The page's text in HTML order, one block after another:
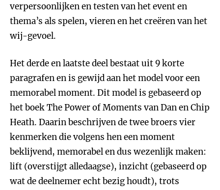
verpersoonlijken en testen van het event en
thema’s als spelen, vieren en het creëren van het
wij-gevoel.
Het derde en laatste deel bestaat uit 9 korte
paragrafen en is gewijd aan het model voor een
memorabel moment. Dit model is gebaseerd op
het boek The Power of Moments van Dan en Chip
Heath. Daarin beschrijven de twee broers vier
kenmerken die volgens hen een moment
beklijvend, memorabel en dus wezenlijk maken:
lift (overstijgt alledaagse), inzicht (gebaseerd op
wat de deelnemer echt bezig houdt), trots